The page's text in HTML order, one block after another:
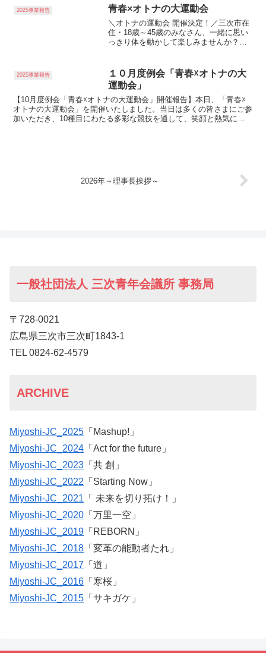
流の時間となりました。石井理事長の挨
拶から始まり、三次青年会...
2025事業報告 青春×オトナの大運動会
＼オトナの運動会 開催決定！／三次市在
住・18歳～45歳のみなさん、一緒に思い
っきり体を動かして楽しみませんか？た
楽しい」交流型の運動会です！なんと女
子硬式野球クラブチ...
2025事業報告
１０月度例会「青春☓オトナの大
運動会」
【10月度例会「青春☓オトナの大運動会」開催報告】本日、「青春☓
オトナの大運動会」を開催いたしました。当日は多くの皆さまにご参
加いただき、10種目にわたる多彩な競技を通して、笑顔と熱気に包
2026年～理事長挨拶～
一般社団法人 三次青年会議所 事務局
〒728-0021
広島県三次市三次町1843-1
TEL 0824-62-4579
ARCHIVE
Miyoshi-JC_2025 「Mashup!」
Miyoshi-JC_2024 「Act for the future」
Miyoshi-JC_2023 「共 創」
Miyoshi-JC_2022 「Starting Now」
Miyoshi-JC_2021 「 未来を切り拓け！」
Miyoshi-JC_2020 「万里一空」
Miyoshi-JC_2019 「REBORN」
Miyoshi-JC_2018 「変革の能動者たれ」
Miyoshi-JC_2017 「道」
Miyoshi-JC_2016 「寒桜」
Miyoshi-JC_2015 「サキガケ」